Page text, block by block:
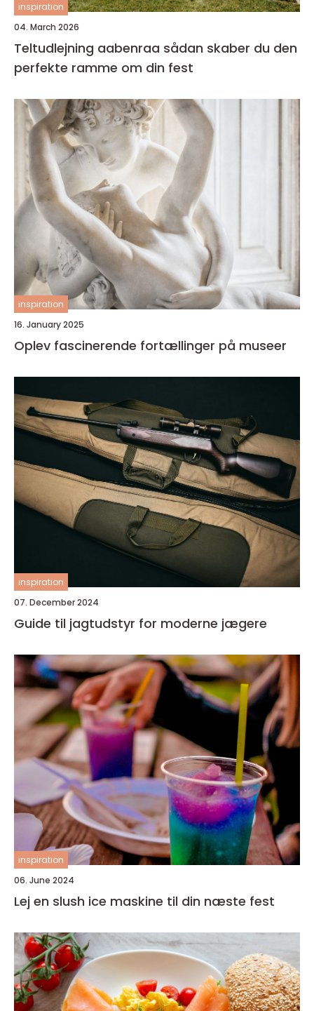
inspiration
04. March 2026
Teltudlejning aabenraa sådan skaber du den
perfekte ramme om din fest
inspiration
16. January 2025
Oplev fascinerende fortællinger på museer
inspiration
07. December 2024
Guide til jagtudstyr for moderne jægere
inspiration
06. June 2024
Lej en slush ice maskine til din næste fest